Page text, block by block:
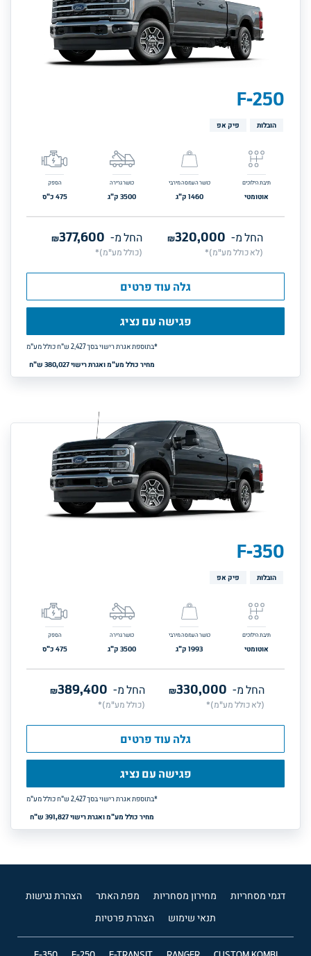
F-250
הובלות פיק אפ
תיבת הילוכים
אוטומטי
כושר העמסה מירבי
1460 ק"ג
כושר גרירה
3500 ק"ג
הספק
475 כ"ס
החל מ- 320,000
₪
(לא כולל מע"מ)*
החל מ- 377,600
₪
(כולל מע"מ)*
גלה עוד פרטים
פגישה עם נציג
*בתוספת אגרת רישוי בסך 2,427 ש"ח כולל מע"מ
מחיר כולל מע"מ ואגרת רישוי 380,027 ש"ח
F-350
הובלות פיק אפ
תיבת הילוכים
אוטומטי
כושר העמסה מירבי
1993 ק"ג
כושר גרירה
3500 ק"ג
הספק
475 כ"ס
החל מ- 330,000
₪
(לא כולל מע"מ)*
החל מ- 389,400
₪
(כולל מע"מ)*
גלה עוד פרטים
פגישה עם נציג
*בתוספת אגרת רישוי בסך 2,427 ש"ח כולל מע"מ
מחיר כולל מע"מ ואגרת רישוי 391,827 ש"ח
דגמי מסחריות מחירון מסחריות מפת האתר הצהרת נגישות
תנאי שימוש הצהרת פרטיות